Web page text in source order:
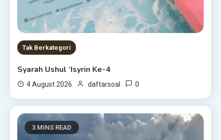
Tak Berkategori
Syarah Ushul ‘Isyrin Ke-4
4 August 2026 daftarsoal 0
3 MINS READ